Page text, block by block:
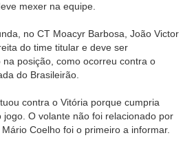
mexer na equipe.
no CT Moacyr Barbosa, João Victor
do time titular e deve ser
posição, como ocorreu contra o
do Brasileirão.
contra o Vitória porque cumpria
O volante não foi relacionado por
Coelho foi o primeiro a informar.